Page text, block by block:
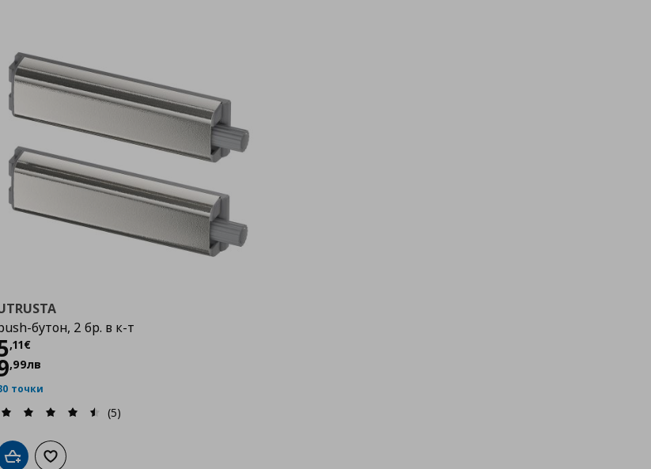
бутон, 2 бр. в к-т
,11€
,99лв
точки
(5)
Добави в кошницата
Добави към списъка с любими